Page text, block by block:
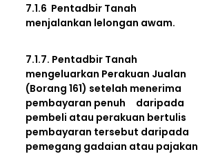
7.1.6 Pentadbir Tanah
menjalankan lelongan awam.
7.1.7. Pentadbir Tanah
mengeluarkan Perakuan Jualan
(Borang 161) setelah menerima
pembayaran penuh daripada
pembeli atau perakuan bertulis
pembayaran tersebut daripada
pemegang gadaian atau pajakan